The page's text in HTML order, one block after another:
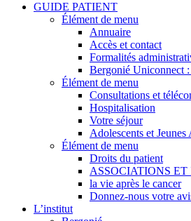
GUIDE PATIENT
Élément de menu
Annuaire
Accès et contact
Formalités
Bergonié Uniconnect
Élément de menu
Consultations et
Hospitalisation
Votre séjour
Adolescents et Jeunes
Élément de menu
Droits du patient
ASSOCIATIONS ET
la vie après le cancer
Donnez-nous votre
L’institut